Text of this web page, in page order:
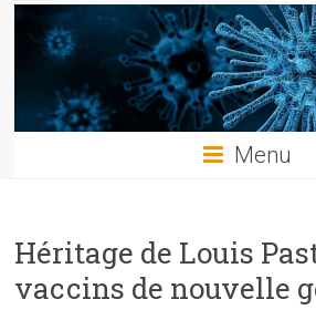
pour
l'avancement
des
sciences
les
sciences
et
Menu
Héritage de Louis
vaccins de nouvelle